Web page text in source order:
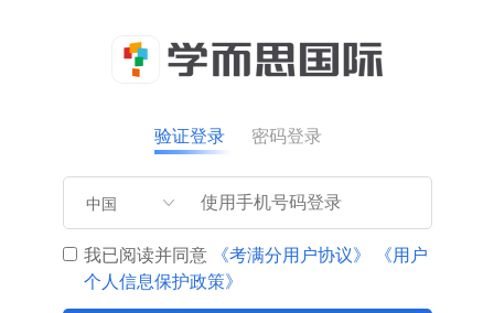
验证登录 密码登录
中国
我已阅读并同意 《考满分用户协议》
《用户
个人信息保护政策》